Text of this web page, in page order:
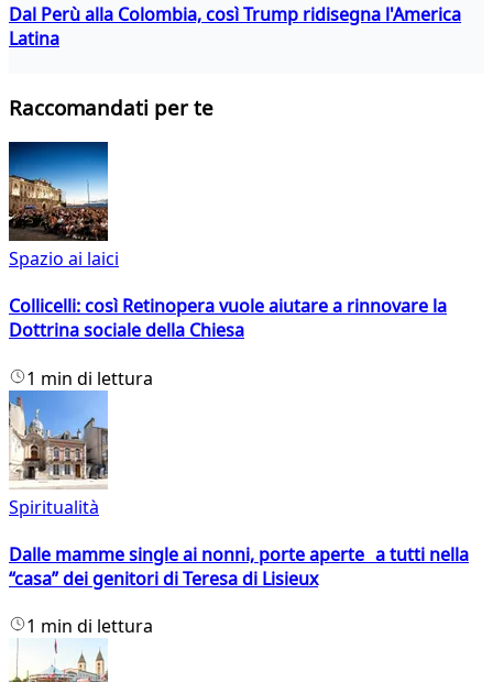
Dal Perù alla Colombia, così Trump ridisegna l'America
Latina
Raccomandati per te
Spazio ai laici
Collicelli: così Retinopera vuole aiutare a rinnovare la
Dottrina sociale della Chiesa
1 min di lettura
Spiritualità
Dalle mamme single ai nonni, porte aperte a tutti nella
“casa” dei genitori di Teresa di Lisieux
1 min di lettura